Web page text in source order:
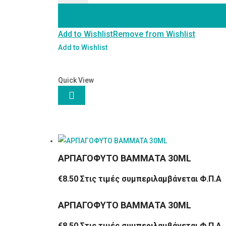
Add to WishlistRemove from Wishlist
Add to Wishlist
Quick View

ΑΡΠΑΓΟΦΥΤΟ ΒΑΜΜΑΤΑ 30ML
€8.50 Στις τιμές συμπεριλαμβάνεται Φ.Π.Α
ΑΡΠΑΓΟΦΥΤΟ ΒΑΜΜΑΤΑ 30ML